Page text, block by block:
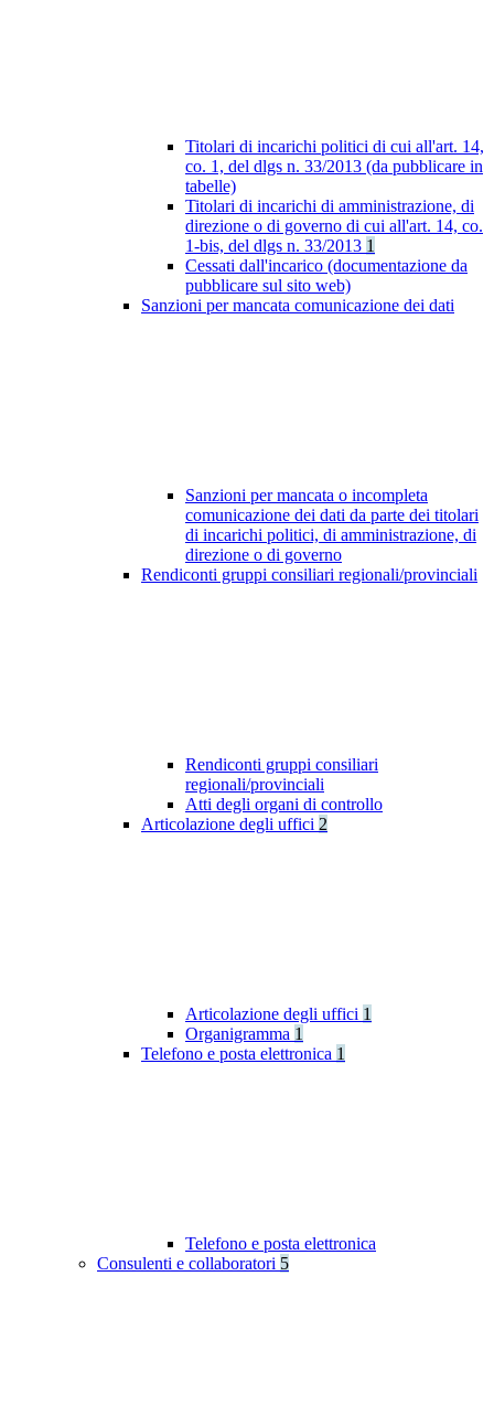
Titolari di incarichi politici di cui all'art. 14,
co. 1, del dlgs n. 33/2013 (da pubblicare in
tabelle)
Titolari di incarichi di amministrazione, di
direzione o di governo di cui all'art. 14, co.
1-bis, del dlgs n. 33/2013 1
Cessati dall'incarico (documentazione da
pubblicare sul sito web)
Sanzioni per mancata comunicazione dei dati
Sanzioni per mancata o incompleta
comunicazione dei dati da parte dei titolari
di incarichi politici, di amministrazione, di
direzione o di governo
Rendiconti gruppi consiliari regionali/provinciali
Rendiconti gruppi consiliari
regionali/provinciali
Atti degli organi di controllo
Articolazione degli uffici 2
Articolazione degli uffici 1
Organigramma 1
Telefono e posta elettronica 1
Telefono e posta elettronica
Consulenti e collaboratori 5